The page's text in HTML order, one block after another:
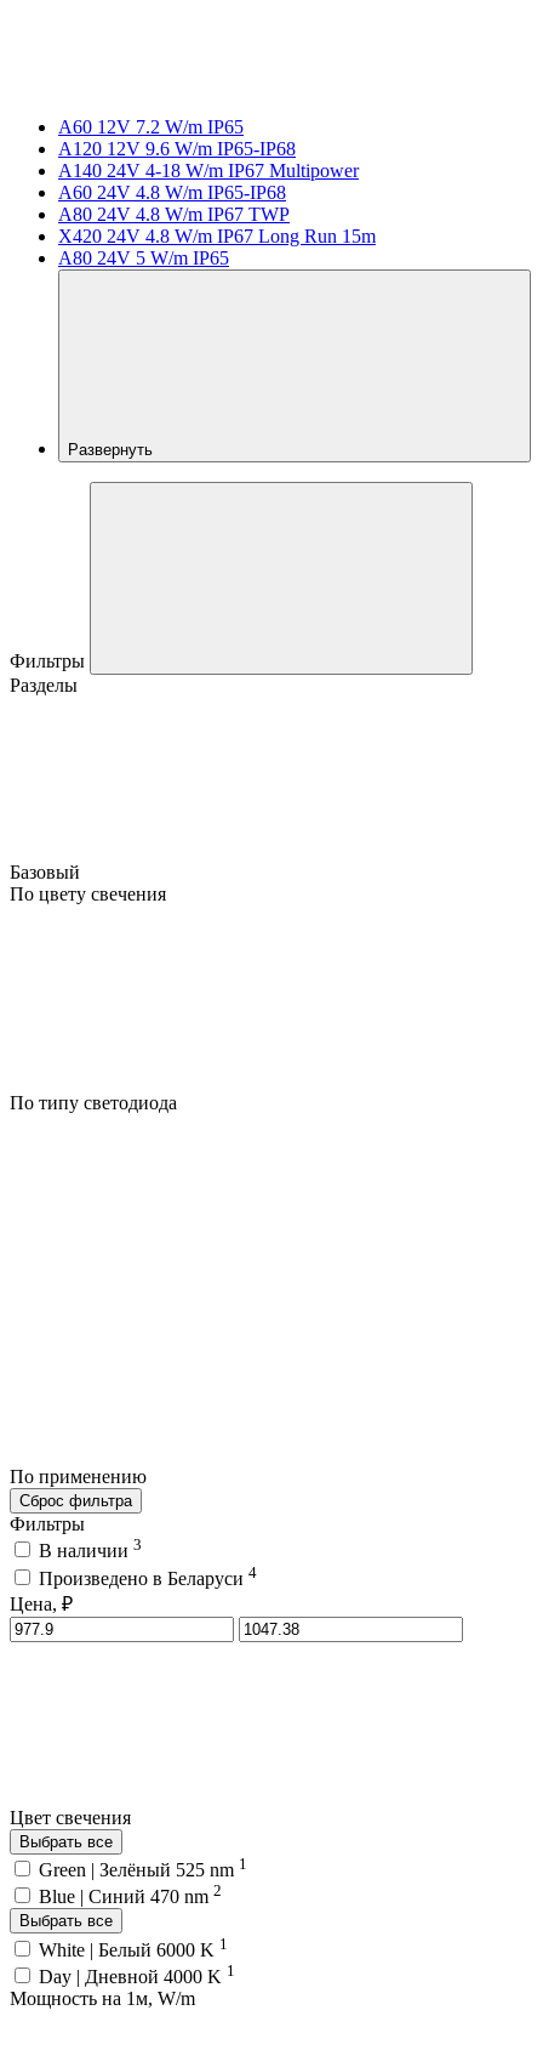
A60 12V 7.2 W/m IP65
A120 12V 9.6 W/m IP65-IP68
A140 24V 4-18 W/m IP67 Multipower
A60 24V 4.8 W/m IP65-IP68
A80 24V 4.8 W/m IP67 TWP
X420 24V 4.8 W/m IP67 Long Run 15m
A80 24V 5 W/m IP65
Развернуть
Фильтры
Разделы
Базовый
По цвету свечения
По типу светодиода
По применению
Сброс фильтра
Фильтры
В наличии 3
Произведено в Беларуси 4
Цена, ₽
Цвет свечения
Выбрать все
Green | Зелёный 525 nm 1
Blue | Синий 470 nm 2
Выбрать все
White | Белый 6000 K 1
Day | Дневной 4000 K 1
Мощность на 1м, W/m